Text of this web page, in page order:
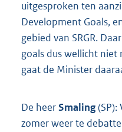
uitgesproken ten
Development Goals,
gebied van SRGR.
goals dus wellicht niet
gaat de Minister
De heerSmaling
zomer weer te